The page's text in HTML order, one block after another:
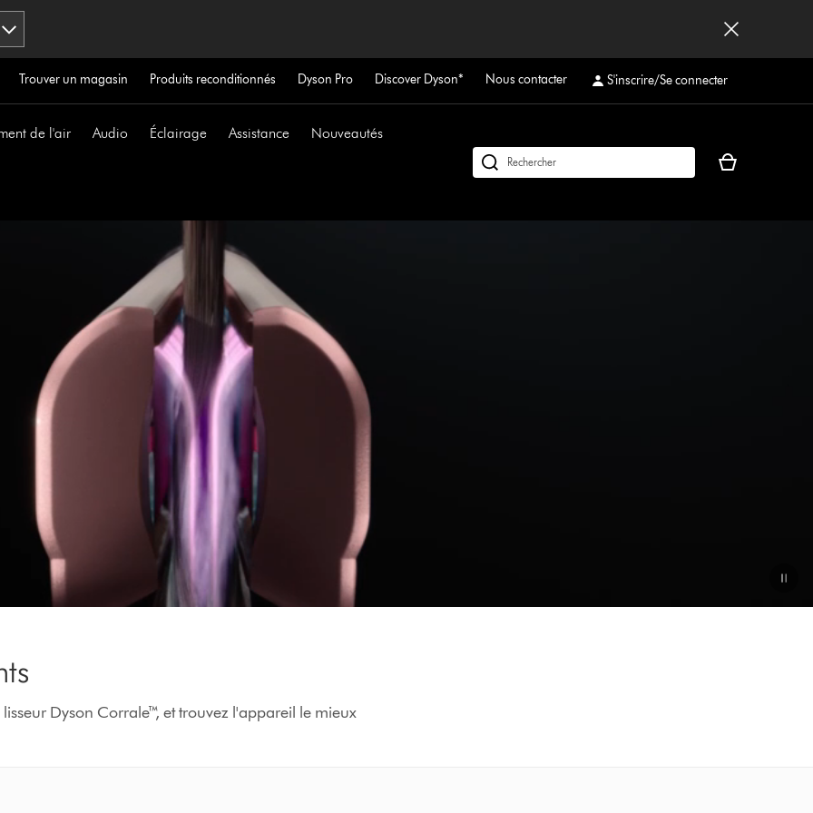
Trouver un magasin Produits reconditionnés Dyson Pro Discover Dyson* Nous contacter S'inscrire/Se connecter
de l'air Audio Éclairage Assistance Nouveautés
Rechercher
Votre
Afficher
transcription
Dyson Corrale™, et trouvez l'appareil le mieux